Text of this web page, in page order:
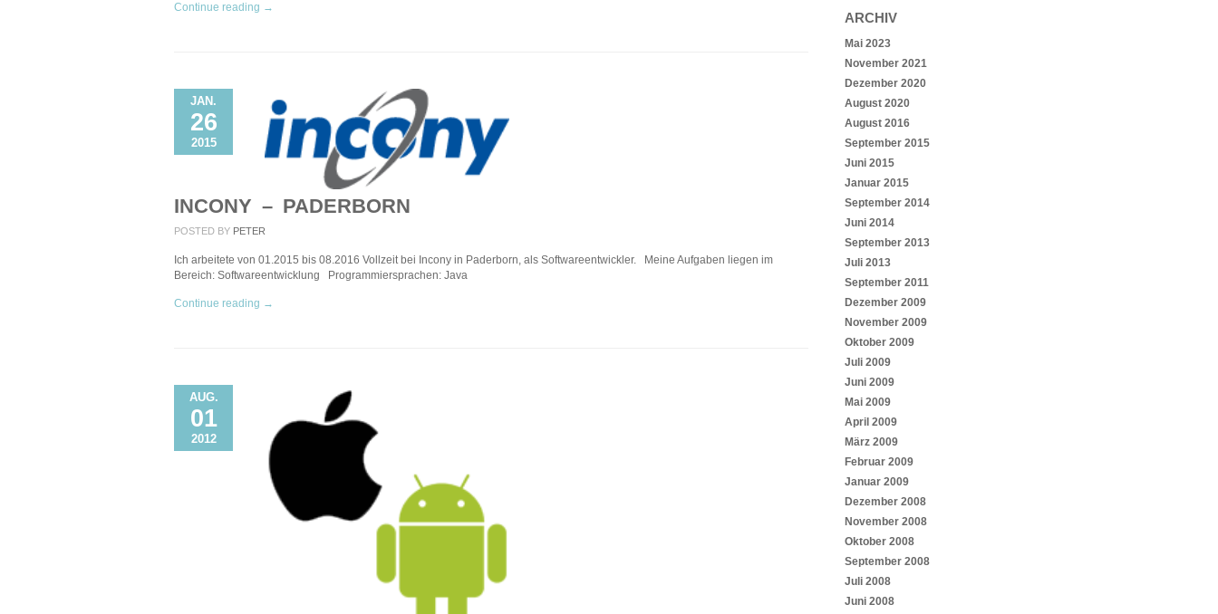
Continue reading →
JAN.
26
2015
INCONY – PADERBORN
POSTED BY PETER
Ich arbeitete von 01.2015 bis 08.2016 Vollzeit bei Incony in Paderborn, als Softwareentwickler. Meine Aufgaben liegen im
Bereich: Softwareentwicklung Programmiersprachen: Java
Continue reading →
AUG.
01
2012
ARCHIV
Mai 2023
November 2021
Dezember 2020
August 2020
August 2016
September 2015
Juni 2015
Januar 2015
September 2014
Juni 2014
September 2013
Juli 2013
September 2011
Dezember 2009
November 2009
Oktober 2009
Juli 2009
Juni 2009
Mai 2009
April 2009
März 2009
Februar 2009
Januar 2009
Dezember 2008
November 2008
Oktober 2008
September 2008
Juli 2008
Juni 2008